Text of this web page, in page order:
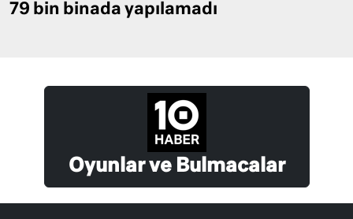
79 bin binada yapılamadı
Oyunlar ve Bulmacalar